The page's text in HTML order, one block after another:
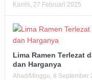
Kamis, 27 Februari 2025
Lima Ramen Terlezat
dan Harganya
Ahad/Minggu, 8 September